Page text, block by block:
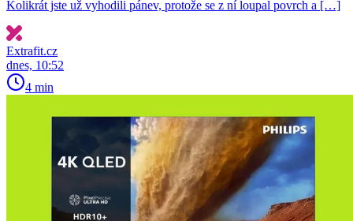
Kolikrát jste už vyhodili pánev, protože se z ní loupal povrch a […]
Extrafit.cz
dnes, 10:52
4 min